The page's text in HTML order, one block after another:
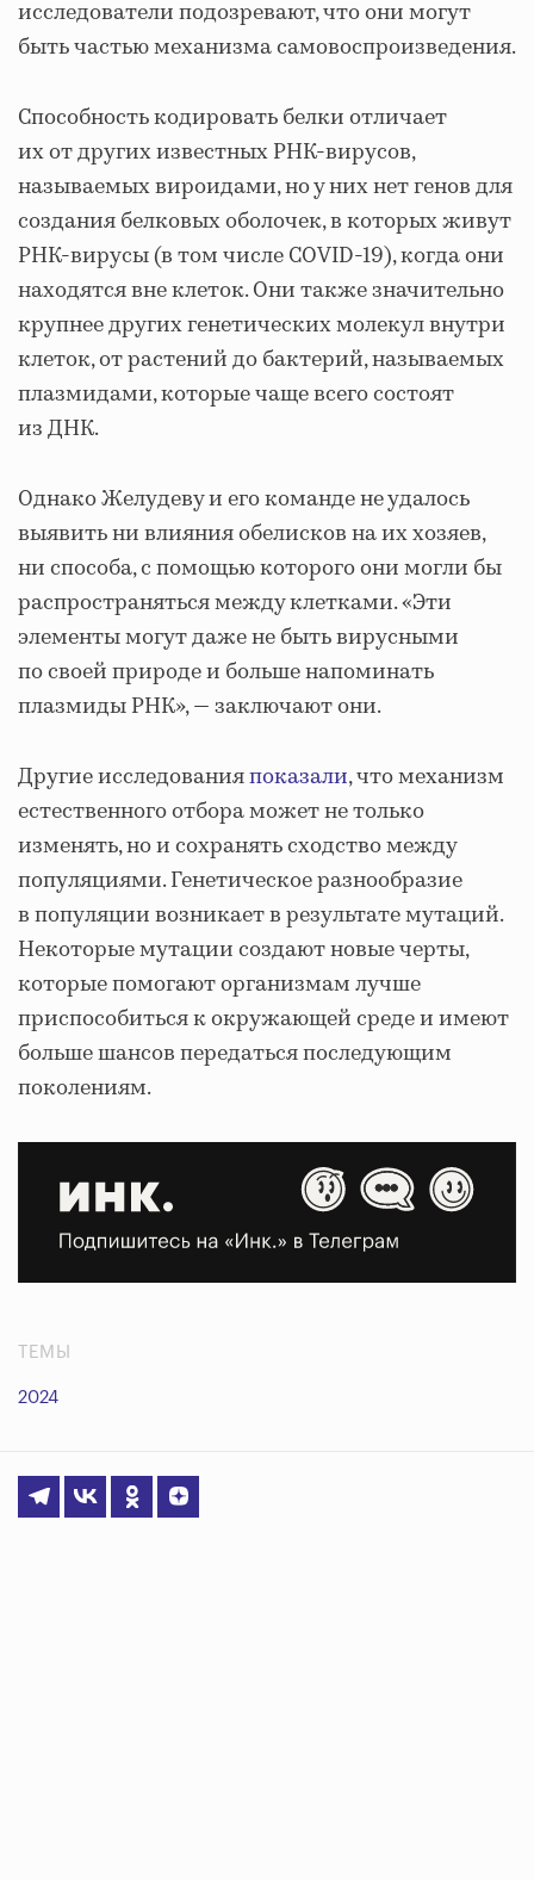
исследователи подозревают, что они могут
быть частью механизма самовоспроизведения.
Способность кодировать белки отличает
их от других известных РНК-вирусов,
называемых вироидами, но у них нет генов для
создания белковых оболочек, в которых живут
РНК-вирусы (в том числе COVID-19), когда они
находятся вне клеток. Они также значительно
крупнее других генетических молекул внутри
клеток, от растений до бактерий, называемых
плазмидами, которые чаще всего состоят
из ДНК.
Однако Желудеву и его команде не удалось
выявить ни влияния обелисков на их хозяев,
ни способа, с помощью которого они могли бы
распространяться между клетками. «Эти
элементы могут даже не быть вирусными
по своей природе и больше напоминать
плазмиды РНК», — заключают они.
Другие исследованияпоказали, что механизм
естественного отбора может не только
изменять, но и сохранять сходство между
популяциями. Генетическое разнообразие
в популяции возникает в результате мутаций.
Некоторые мутации создают новые черты,
которые помогают организмам лучше
приспособиться к окружающей среде и имеют
больше шансов передаться последующим
поколениям.
ТЕМЫ
2024